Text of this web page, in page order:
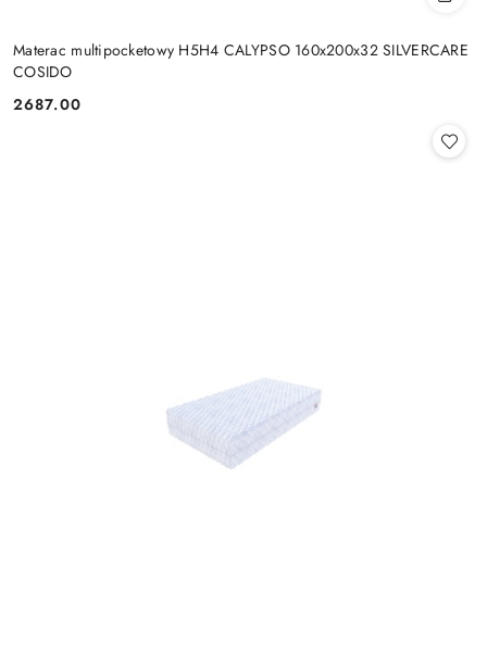
Materac multipocketowy H5H4 CALYPSO 160x200x32 SILVERCARE
COSIDO
Cena:
2687.00